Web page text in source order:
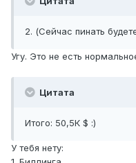
2. (Сейчас пинать
Угу. Это не есть
Цитата
Итого: 50,5К $ :)
У тебя нету: